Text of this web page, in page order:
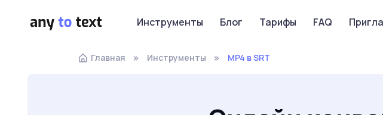
Инструменты Блог Тарифы FAQ
Главная Инструменты MP4 в SRT